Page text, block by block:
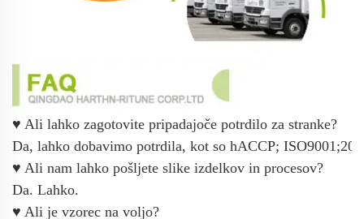
♥ Ali lahko zagotovite pripadajoče potrdilo za stranke?
Da, lahko dobavimo potrdila, kot so hACCP;
♥ Ali nam lahko pošljete slike izdelkov in procesov?
Da. Lahko.
♥ Ali je vzorec na voljo?